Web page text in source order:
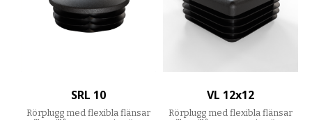
SRL 10
Rörplugg med flexibla flänsar
VL 12x12
Rörplugg med flexibla flänsar